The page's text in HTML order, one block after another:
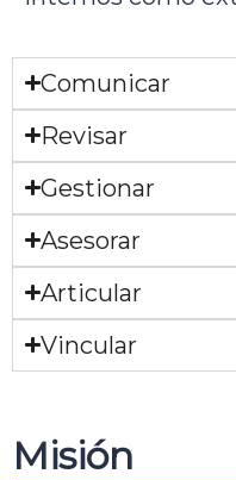
Comunicar
Revisar
Gestionar
Asesorar
Articular
Vincular
Misión